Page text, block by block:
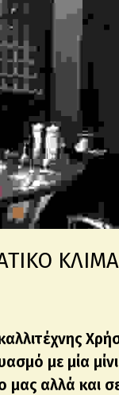
με μία
μας αλλά και